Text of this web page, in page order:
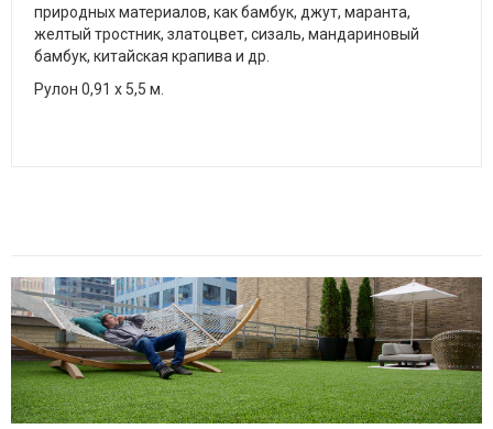
природных материалов, как бамбук, джут, маранта,
желтый тростник, златоцвет, сизаль, мандариновый
бамбук, китайская крапива и др.
Рулон 0,91 х 5,5 м.